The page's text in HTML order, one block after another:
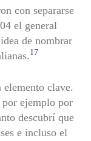
con separarse
el general
de nombrar
17
clave.
por ejemplo por
descubrí que
e incluso el